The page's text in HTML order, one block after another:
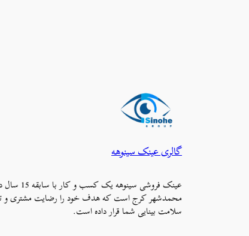
گالری عینک سینوهه
عینک فروشی سینوهه یک کسب و کار با
محمدشهر کرج است که هدف خود را رضایت مشتری و
سلامت بینایی شما قرار داده است.